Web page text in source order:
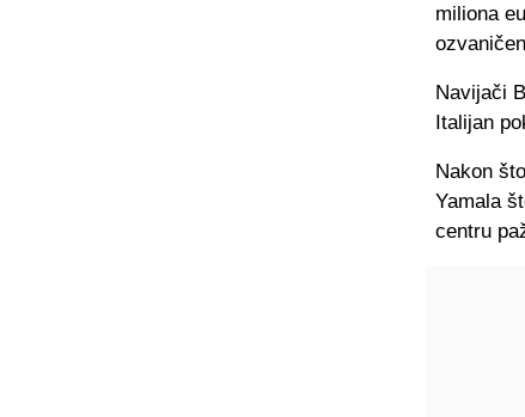
miliona
Navijači
Italijan
Nakon
Yamala
centru